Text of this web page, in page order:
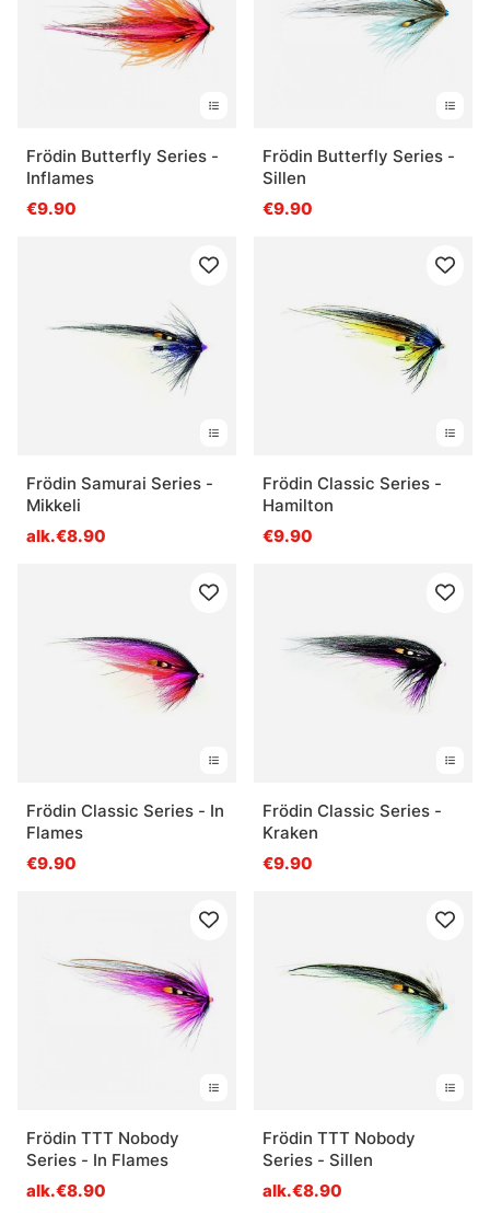
Frödin Butterfly Series -
Inflames
€9.90
Frödin Butterfly Series -
Sillen
€9.90
Frödin Samurai Series -
Mikkeli
alk.€8.90
Frödin Classic Series -
Hamilton
€9.90
Frödin Classic Series - In
Flames
€9.90
Frödin Classic Series -
Kraken
€9.90
Frödin TTT Nobody
Series - In Flames
alk.€8.90
Frödin TTT Nobody
Series - Sillen
alk.€8.90